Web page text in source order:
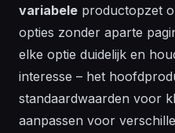
variabele productopzet
opties zonder aparte
elke optie duidelijk en
interesse – het
standaardwaarden voor
aanpassen voor